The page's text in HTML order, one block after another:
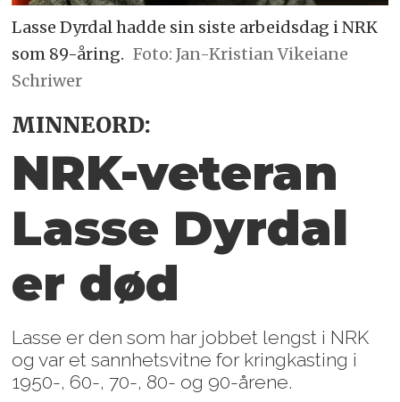
Lasse Dyrdal hadde sin siste arbeidsdag i NRK
som 89-åring. Foto: Jan-Kristian Vikeiane
Schriwer
MINNEORD:
NRK-veteran
Lasse Dyrdal
er død
Lasse er den som har jobbet lengst i NRK
og var et sannhetsvitne for kringkasting i
1950-, 60-, 70-, 80- og 90-årene.